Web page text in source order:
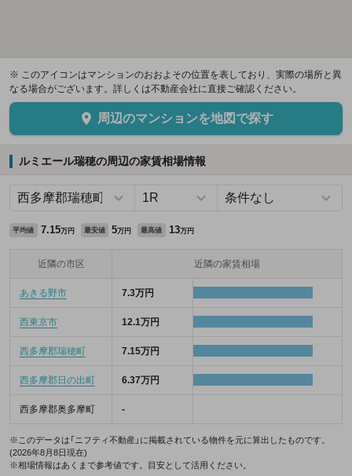
※ このアイコンはマンションのおおよその位置を表しており、実際の場所と異
なる場合がございます。詳しくは不動産会社に直接ご確認ください。
周辺のマンションを地図で探す
ルミエール瑞穂の周辺の家賃相場情報
平均値 7.15万円 最安値 5万円 最高値 13万円
近隣の市区 近隣の家賃相場
あきる野市 7.3万円
西東京市 12.1万円
西多摩郡瑞穂町 7.15万円
西多摩郡日の出町 6.37万円
西多摩郡奥多摩町 -
※このデータは「ニフティ不動産」に掲載されている物件を元に算出したものです。
(2026年8月8日現在)
※相場情報はあくまで参考値です。目安として活用ください。